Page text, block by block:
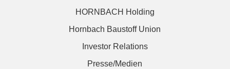
HORNBACH Holding
Hornbach Baustoff Union
Investor Relations
Presse/Medien